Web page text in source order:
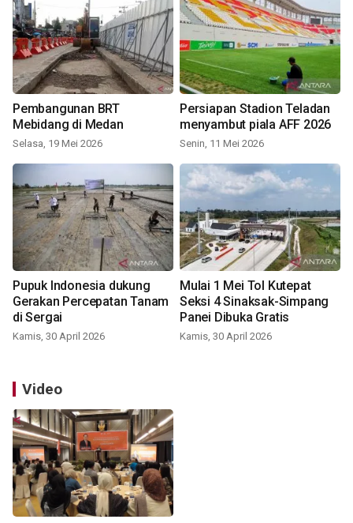
Pembangunan BRT
Mebidang di Medan
Selasa, 19 Mei 2026
Persiapan Stadion Teladan
menyambut piala AFF 2026
Senin, 11 Mei 2026
Pupuk Indonesia dukung
Gerakan Percepatan Tanam
di Sergai
Kamis, 30 April 2026
Mulai 1 Mei Tol Kutepat
Seksi 4 Sinaksak-Simpang
Panei Dibuka Gratis
Kamis, 30 April 2026
Video